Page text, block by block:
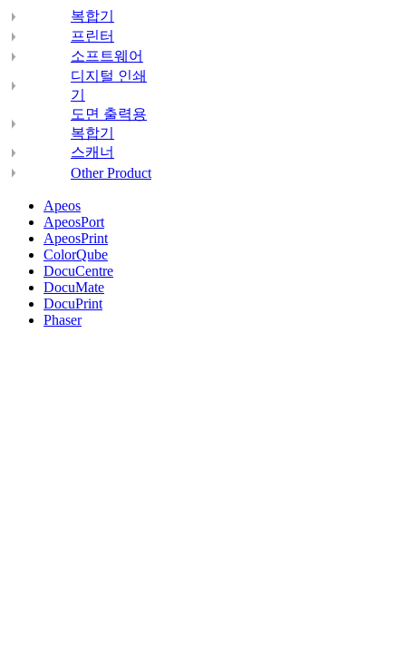
복합기
프린터
소프트웨어
디지털 인쇄
기
도면 출력용
복합기
스캐너
Other Product
Apeos
ApeosPort
ApeosPrint
ColorQube
DocuCentre
DocuMate
DocuPrint
Phaser